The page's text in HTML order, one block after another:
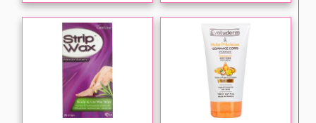
ATRAGIN
Autumn and May
AXE